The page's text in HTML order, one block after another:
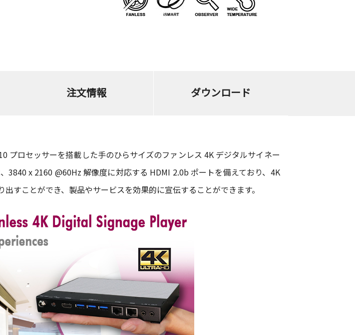
注文情報 ダウンロード
ロセッサーを搭載した手のひらサイズのファンレス 4K デジタルサイネー
x 2160 @60Hz 解像度に対応する HDMI 2.0b ポートを備えており、4K
すことができ、製品やサービスを効果的に宣伝することができます。